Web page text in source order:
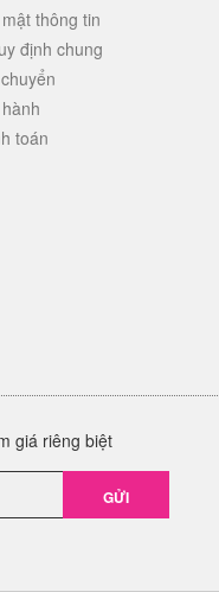
thông tin
định chung
toán
giá riêng biệt
GỬI